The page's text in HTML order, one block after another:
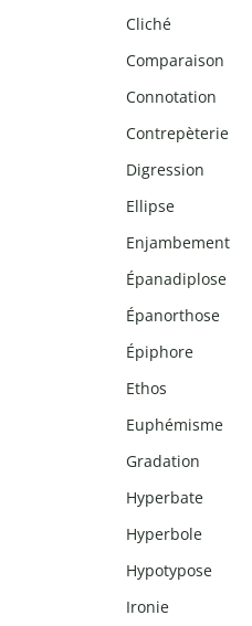
Cliché
Comparaison
Connotation
Contrepèterie
Digression
Ellipse
Enjambement
Épanadiplose
Épanorthose
Épiphore
Ethos
Euphémisme
Gradation
Hyperbate
Hyperbole
Hypotypose
Ironie